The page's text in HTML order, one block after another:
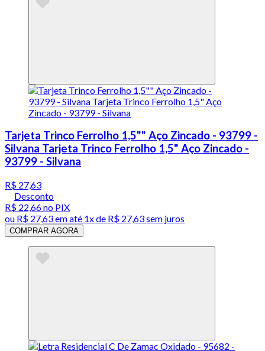
Tarjeta Trinco Ferrolho 1,5"" Aço Zincado - 93799 -
Silvana Tarjeta Trinco Ferrolho 1,5" Aço Zincado -
93799 - Silvana
R$ 27,63
Desconto
R$ 22,66no PIX
ou R$ 27,63em até 1x de R$ 27,63sem juros
COMPRAR AGORA